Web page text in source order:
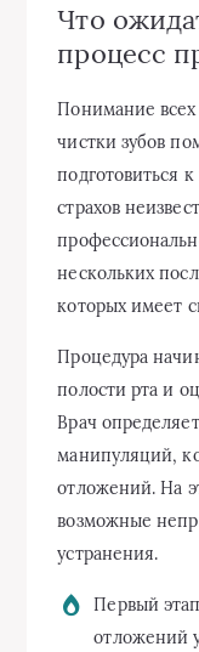
Что
процесс
Понимание всех
чистки зубов
подготовиться
страхов
нескольких
которых имеет
Процедура
полости рта и
Врач
манипуляций,
отложений. На
возможные
устранения.
Первый
отложений